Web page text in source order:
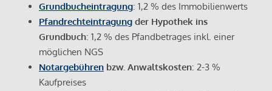
Grundbucheintragung: 1,2 % des Immobilienwerts
Pfandrechteintragung der Hypothek ins
Grundbuch: 1,2 % des Pfandbetrages inkl. einer
möglichen NGS
Notargebühren bzw. Anwaltskosten: 2-3 %
Kaufpreises